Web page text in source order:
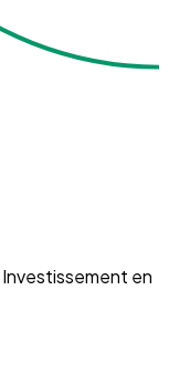
Investissement en